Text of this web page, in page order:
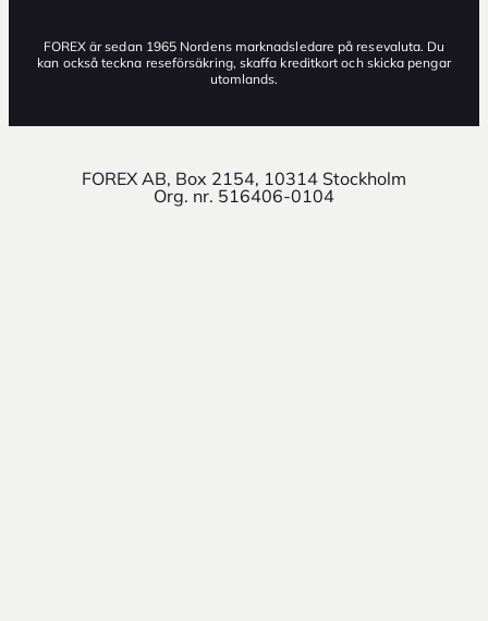
FOREX är sedan 1965 Nordens marknadsledare på resevaluta. Du
kan också teckna reseförsäkring, skaffa kreditkort och skicka pengar
utomlands.
FOREX AB, Box 2154, 10314 Stockholm
Org. nr. 516406-0104